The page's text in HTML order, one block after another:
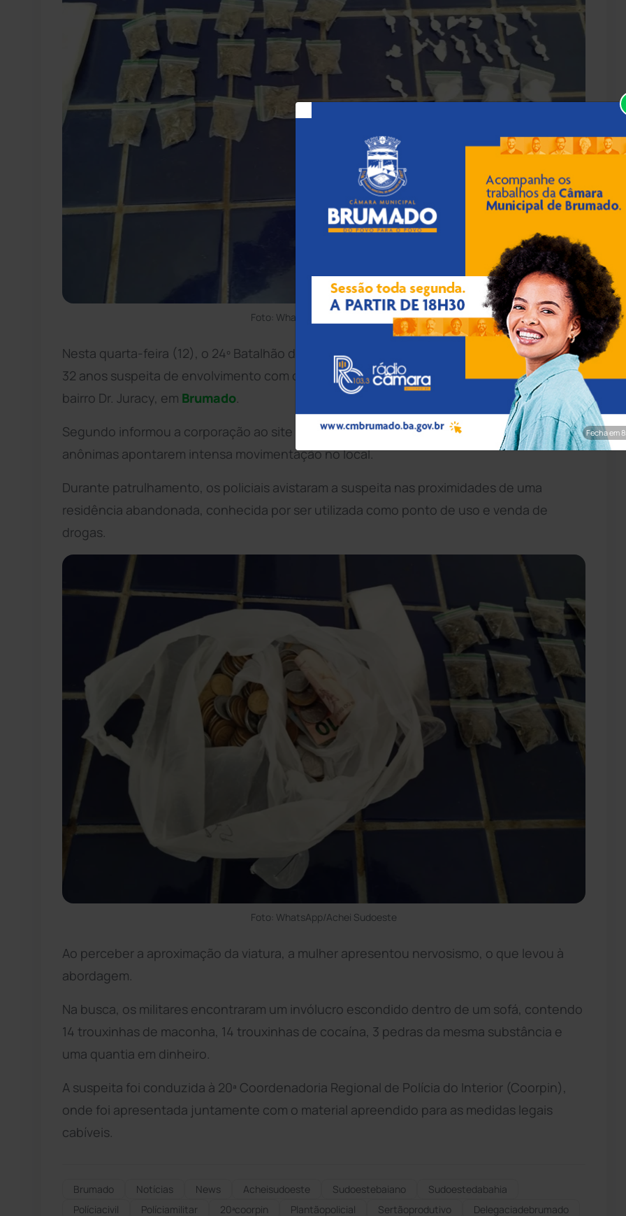
Foto: WhatsApp/Achei Sudoeste
Nesta quarta-feira (12), o 24º Batalhão de Polícia Militar
(BPM) prendeu uma mulher de
32 anos suspeita de envolvimento com o tráfico de drogas na Praça João Romão, no
bairro Dr. Juracy, em Brumado.
Segundo informou a corporação ao site Achei Sudoeste, a ação ocorreu após denúncias
anônimas apontarem intensa movimentação no local.
Durante patrulhamento, os policiais avistaram a suspeita nas proximidades de uma
residência abandonada, conhecida por ser utilizada como ponto de uso e venda de
drogas.
Foto: WhatsApp/Achei Sudoeste
Ao perceber a aproximação da viatura, a mulher apresentou nervosismo, o que levou à
abordagem.
Na busca, os militares encontraram um invólucro escondido dentro de um sofá, contendo
14 trouxinhas de maconha, 14 trouxinhas de cocaína, 3 pedras da mesma substância e
uma quantia em dinheiro.
A suspeita foi conduzida à 20ª Coordenadoria Regional de Polícia do Interior (Coorpin),
onde foi apresentada juntamente com o material apreendido para as medidas legais
cabíveis.
Brumado Notícias News Acheisudoeste Sudoestebaiano
Sudoestedabahia
Políciacivil
Políciamilitar 20ªcoorpin Plantãopolicial Sertãoprodutivo Delegaciadebrumado
Fecha em